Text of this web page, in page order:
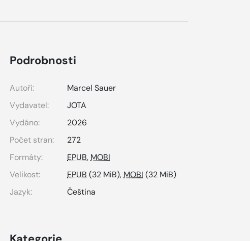
Podrobnosti
Autoři:
Marcel Sauer
Vydavatel:
JOTA
Vydáno:
2026
Počet stran:
272
Formáty:
EPUB, MOBI
Velikost:
EPUB (32 MiB), MOBI (32 MiB)
Jazyk:
Čeština